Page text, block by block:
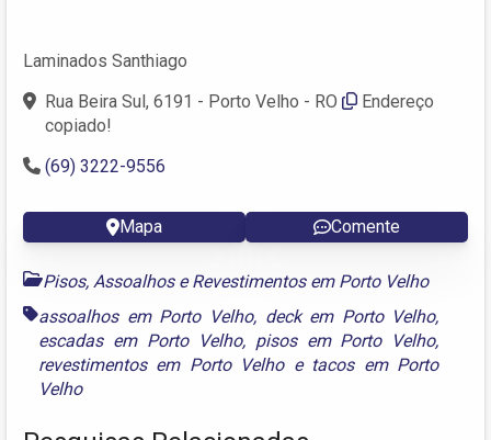
Laminados Santhiago
Rua Beira Sul, 6191 - Porto Velho - RO
Endereço
copiado!
(69) 3222-9556
Mapa Comente
Pisos, Assoalhos e Revestimentos em Porto Velho
assoalhos em Porto Velho, deck em Porto Velho,
escadas em Porto Velho, pisos em Porto Velho,
revestimentos em Porto Velhoe tacos em Porto
Velho